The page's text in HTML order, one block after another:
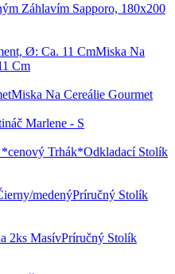
Záhlavím Sapporo, 180x200
Miska Na
Cm
Miska Na Cereálie Gourmet
Marlene - S
Odkladací Stolík
Príručný Stolík
Príručný Stolík